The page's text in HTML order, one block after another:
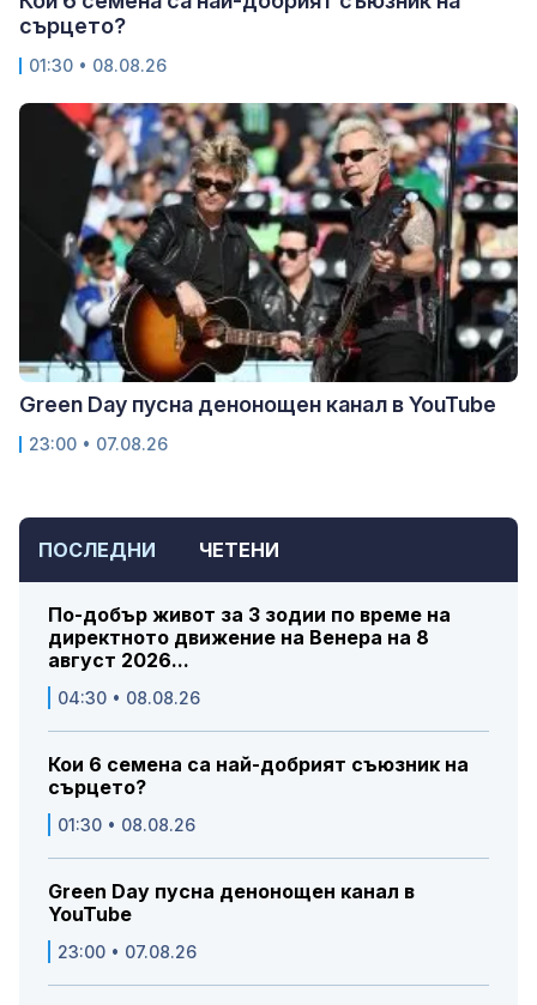
ПОСЛЕДНИ ЧЕТЕНИ
По-добър живот за 3 зодии по време на
директното движение на Венера на 8
август 2026...
04:30 • 08.08.26
Кои 6 семена са най-добрият съюзник на
сърцето?
01:30 • 08.08.26
Green Day пусна денонощен канал в
YouTube
23:00 • 07.08.26
сърцето?
01:30 • 08.08.26
Green Day пусна денонощен канал в YouTube
23:00 • 07.08.26